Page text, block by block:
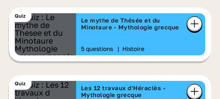
Quiz
Le mythe de Thésée et du
Minotaure - Mythologie grecque
5 questions | Histoire
Quiz
Les 12 travaux d'Héraclès -
Mythologie grecque